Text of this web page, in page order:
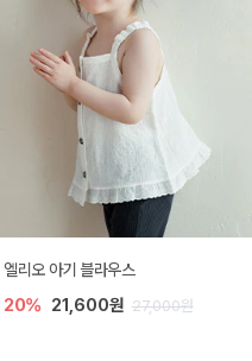
엘리오 아기 블라우스
20% 21,600원 27,000원